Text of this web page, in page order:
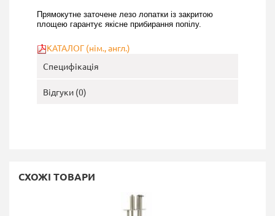
Прямокутне заточене лезо лопатки із закритою
площею гарантує якісне прибирання попілу.
КАТАЛОГ (нім., англ.)
Специфікація
Відгуки (0)
СХОЖІ ТОВАРИ